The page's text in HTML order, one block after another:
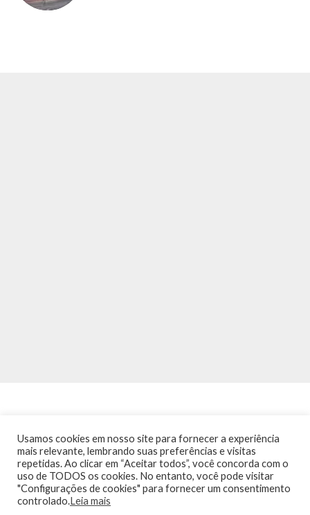
INÍCIO NOTÍCIAS AGENDA CONTATO
TRÂNSITO NA PONTE
TERMOS DE USO / POLÍTICA DE PRIVACIDADE
Usamos cookies em nosso site para fornecer a experiência
mais relevante, lembrando suas preferências e visitas
repetidas. Ao clicar em “Aceitar todos”, você concorda com o
uso de TODOS os cookies. No entanto, você pode visitar
"Configurações de cookies" para fornecer um consentimento
controlado.Leia mais